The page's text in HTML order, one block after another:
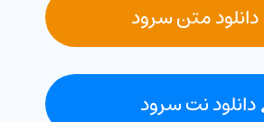
دانلود متن سرود
دانلود نت سرود